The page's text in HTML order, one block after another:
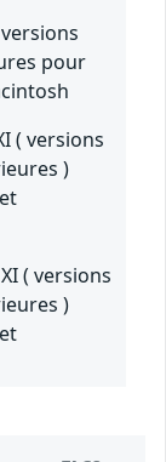
pour
( versions
)
( versions
)